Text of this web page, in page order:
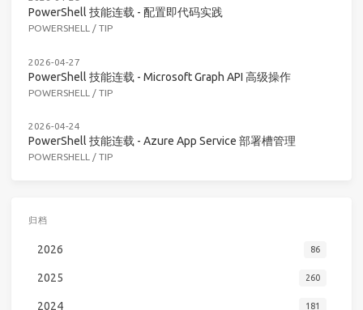
PowerShell 技能连载 - 配置即代码实践
POWERSHELL / TIP
2026-04-27
PowerShell 技能连载 - Microsoft Graph API 高级操作
POWERSHELL / TIP
2026-04-24
PowerShell 技能连载 - Azure App Service 部署槽管理
POWERSHELL / TIP
归档
2026 86
2025 260
2024 181